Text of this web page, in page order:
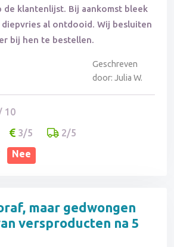
de klantenlijst. Bij aankomst bleek
al ontdooid. Wij besluiten
bij hen te bestellen.
Geschreven
door: Julia W.
10
3/5
2/5
Nee
maar gedwongen
versproducten na 5